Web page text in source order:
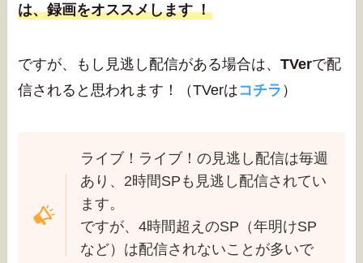
は、録画をオススメします ！
ですが、もし見逃し配信がある場合は、TVerで配
信されると思われます！（TVerはコチラ ）
ライブ！ライブ！の見逃し配信は毎週
あり、2時間SPも見逃し配信されてい
ます。
ですが、4時間超えのSP（年明けSP
など）は配信されないことが多いで